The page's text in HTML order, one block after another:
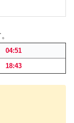
04:51
18:43